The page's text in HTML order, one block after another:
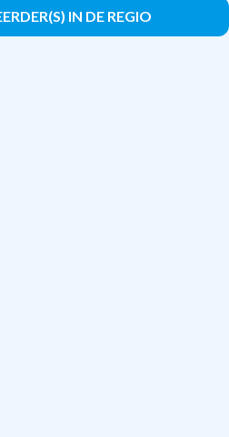
IN DE REGIO